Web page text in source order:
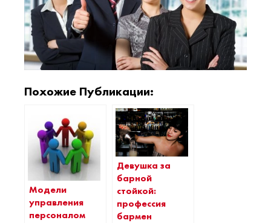
Похожие Публикации:
Модели
управления
персоналом
Девушка за
барной
стойкой:
профессия
бармен